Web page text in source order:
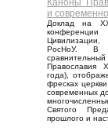
Каноны
и
Доклад на
Цивилизации,
РосНоУ. В
Православия
года),
фресках
современных
Святого
прошлого и